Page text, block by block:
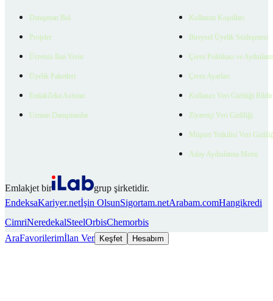
Danışman Bul
Projeler
Ücretsiz İlan Verin
Üyelik Paketleri
EmlakZeka Asistan
Uzman Danışmanlar
Kullanım Koşulları
Bireysel Üyelik Sözleşmesi
Çerez Politikası ve
Çerez Ayarları
Kullanıcı Veri Gizliliği
Ziyaretçi Veri Gizliliği
Müşteri Yetkilisi Veri
Aday Aydınlatma Metni
Emlakjet bir
grup şirketidir.
EndeksaKariyer.netİşin OlsunSigortam.netArabam.comHangikredi
CimriNeredekalSteelOrbisChemorbis
AraFavorilerimİlan Ver Keşfet Hesabım